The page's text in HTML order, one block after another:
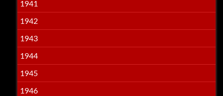
1941
1942
1943
1944
1945
1946